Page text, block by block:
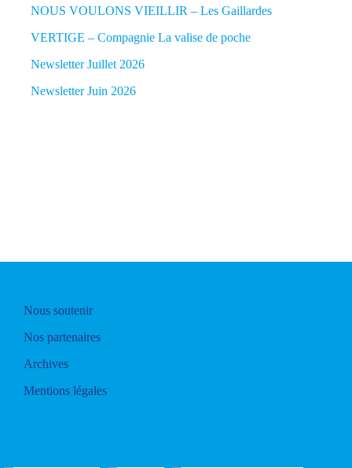
NOUS VOULONS VIEILLIR – Les Gaillardes
VERTIGE – Compagnie La valise de poche
Newsletter Juillet 2026
Newsletter Juin 2026
Nous soutenir
Nos partenaires
Archives
Mentions légales